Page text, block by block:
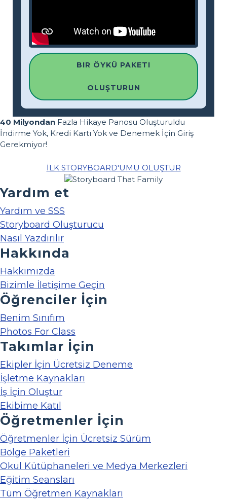
BIR ÖYKÜ PAKETI
OLUŞTURUN
40 Milyondan Fazla Hikaye Panosu Oluşturuldu
İndirme Yok, Kredi Kartı Yok ve Denemek İçin Giriş
Gerekmiyor!
İLK STORYBOARD'UMU OLUŞTUR
Yardım et
Yardım ve SSS
Storyboard Oluşturucu
Nasıl Yazdırılır
Hakkında
Hakkımızda
Bizimle İletişime Geçin
Öğrenciler İçin
Benim Sınıfım
Photos For Class
Takımlar İçin
Ekipler İçin Ücretsiz Deneme
İşletme Kaynakları
İş İçin Oluştur
Ekibime Katıl
Öğretmenler İçin
Öğretmenler İçin Ücretsiz Sürüm
Bölge Paketleri
Okul Kütüphaneleri ve Medya Merkezleri
Eğitim Seansları
Tüm Öğretmen Kaynakları